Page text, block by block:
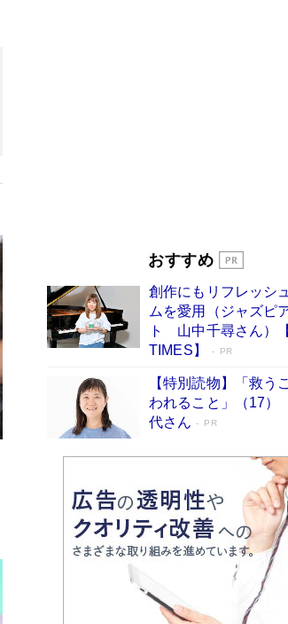
開発への関心を押し上げた18年の物
Book Bang
友近氏、絶賛！ 鎌倉を舞台に、孤独
人々が新たな一歩を踏み出す連作短篇
とりのプラネット』試し読み
おすすめ
創作にもリフレッシ
ムを愛用（ジャズピ
ト 山中千尋さん）
TIMES】
PR
【特別読物】「救う
われること」（17
代さん
PR